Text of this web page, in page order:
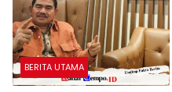
BERITA UTAMA